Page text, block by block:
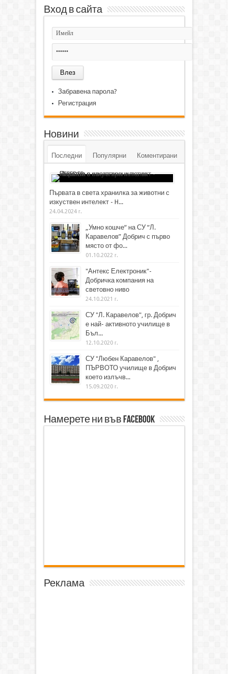
Вход в сайта
Забравена парола?
Регистрация
Новини
Последни Популярни Коментирани
Първата в света хранилка за животни с
изкуствен интелект - H...
24.04.2024 г.
„Умно кошче“ на СУ “Л.
Каравелов” Добрич с първо
място от фо...
01.10.2022 г.
"Антекс Електроник"-
Добричка компания на
световно ниво
24.10.2021 г.
СУ "Л. Каравелов", гр. Добрич
е най- активното училище в
Бъл...
12.10.2020 г.
СУ "Любен Каравелов" ,
ПЪРВОТО училище в Добрич
което излъчв...
15.09.2020 г.
Намерете ни във Facebook
Реклама